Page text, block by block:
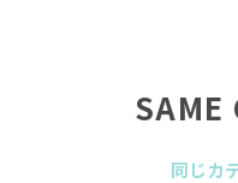
同じカ
SAME